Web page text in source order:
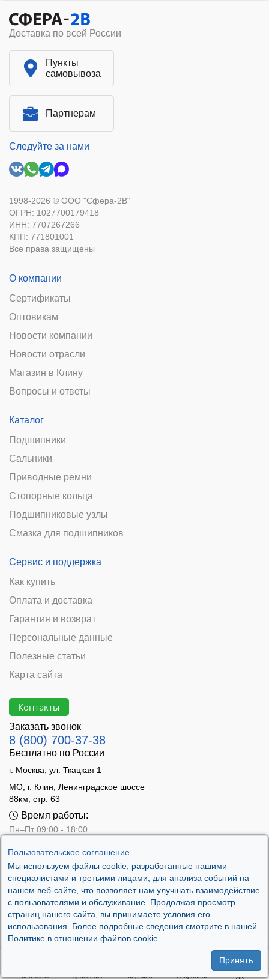
Пользовательское соглашение
Мы используем файлы cookie, разработанные нашими
специалистами и третьими лицами, для анализа событий на
нашем веб-сайте, что позволяет нам улучшать взаимодействие
с пользователями и обслуживание. Продолжая просмотр
страниц нашего сайта, вы принимаете условия его
использования. Более подробные сведения смотрите в нашей
Политике в отношении файлов cookie.
Принять
Доставка по всей России
Пункты
самовывоза
Партнерам
Следуйте за нами
1998-2026 © ООО "Сфера-2В"
ОГРН: 1027700179418
ИНН: 7707267266
КПП: 771801001
Все права защищены
О компании
Сертификаты
Оптовикам
Новости компании
Новости отрасли
Магазин в Клину
Вопросы и ответы
Каталог
Подшипники
Сальники
Приводные ремни
Стопорные кольца
Подшипниковые узлы
Смазка для подшипников
Сервис и поддержка
Как купить
Оплата и доставка
Гарантия и возврат
Персональные данные
Полезные статьи
Карта сайта
Контакты
Заказать звонок
8 (800) 700-37-38
Бесплатно по России
г. Москва, ул. Ткацкая 1
МО, г. Клин, Ленинградское шоссе
88км, стр. 63
Время работы:
Пн–Пт 09:00 - 18:00
Вс - выходной
Контакты Сравнение Корзина Избранное ЛК